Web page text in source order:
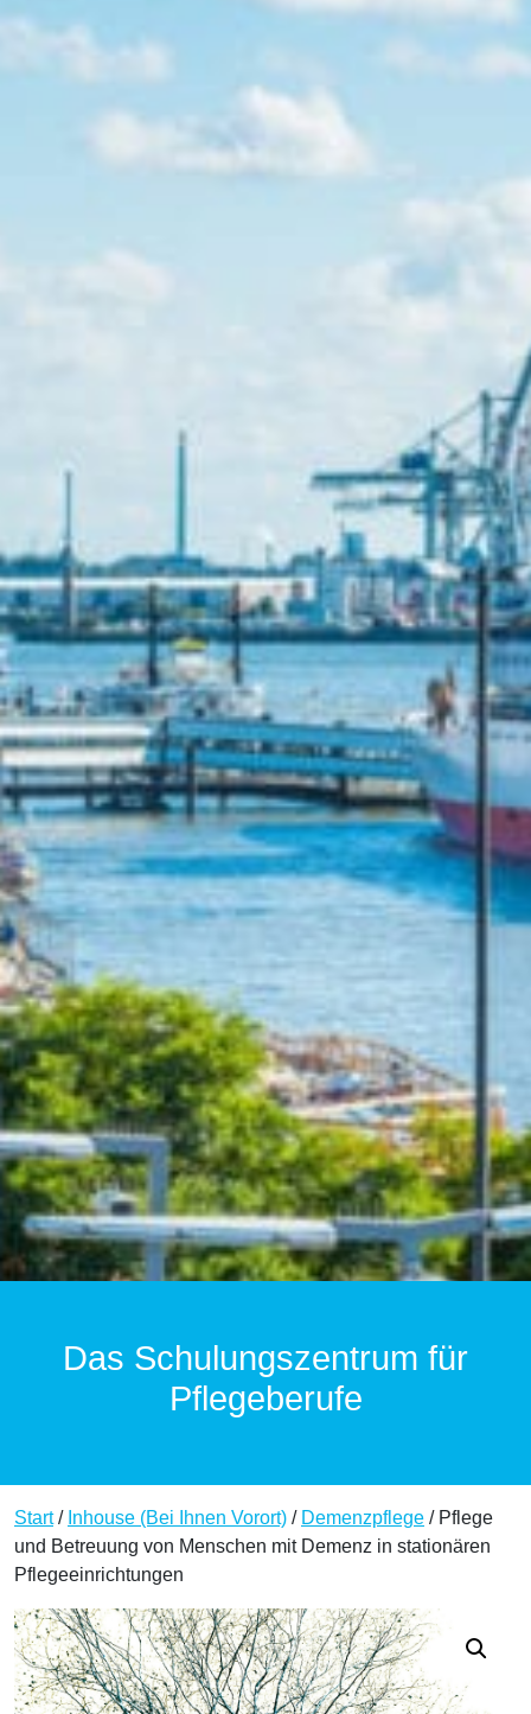
Das Schulungszentrum für
Pflegeberufe
Start/ Inhouse (Bei Ihnen Vorort) / Demenzpflege / Pflege
und Betreuung von Menschen mit Demenz in stationären
Pflegeeinrichtungen